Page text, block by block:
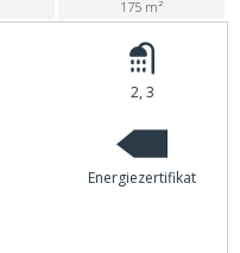
175 m²
2, 3
Energiezertifikat